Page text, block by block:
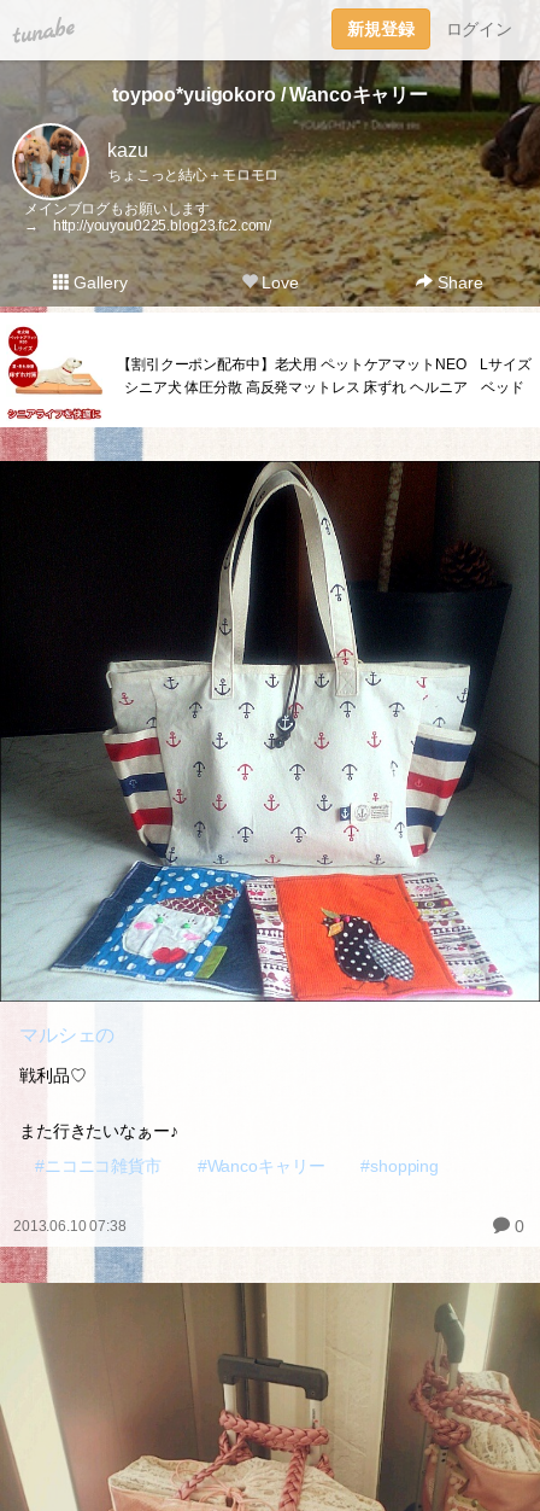
tuna.be 新規登録 ログイン
toypoo*yuigokoro / Wancoキャリー
kazu
ちょこっと結心＋モロモロ
メインブログもお願いします
→
http://youyou0225.blog23.fc2.com/
Gallery Love Share
【割引クーポン配布中】老犬用 ペットケアマットNEO Lサイズ
シニア犬 体圧分散 高反発マットレス 床ずれ ヘルニア ベッド
マルシェの
戦利品♡
また行きたいなぁー♪
#ニコニコ雑貨市
#Wancoキャリー #shopping
2013.06.10 07:38 0